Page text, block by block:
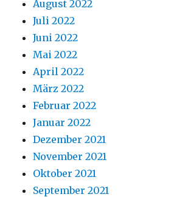
August 2022
Juli 2022
Juni 2022
Mai 2022
April 2022
März 2022
Februar 2022
Januar 2022
Dezember 2021
November 2021
Oktober 2021
September 2021